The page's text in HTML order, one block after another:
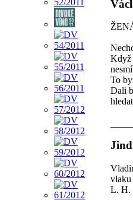
Když
To
Dali
vlaku
L. H.